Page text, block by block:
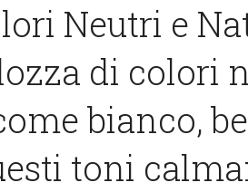
Neutri e
di colori
bianco,
toni